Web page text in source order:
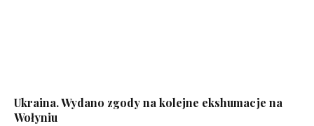
Ukraina. Wydano zgody na kolejne ekshumacje na
Wołyniu